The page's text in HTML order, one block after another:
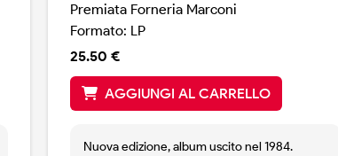
Premiata Forneria Marconi
Formato: LP
25.50 €
AGGIUNGI AL CARRELLO
Nuova edizione, album uscito nel 1984.